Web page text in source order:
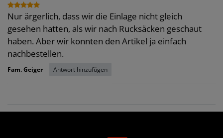
Nur ärgerlich, dass wir die Einlage nicht gleich
gesehen hatten, als wir nach Rucksäcken geschaut
haben. Aber wir konnten den Artikel ja einfach
nachbestellen.
Fam. Geiger Antwort hinzufügen